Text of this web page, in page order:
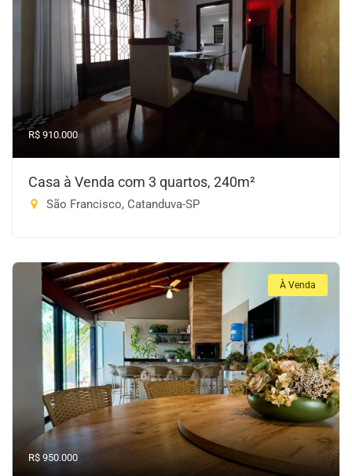
R$ 910.000
Casa à Venda com 3 quartos, 240m²
São Francisco, Catanduva-SP
À Venda
R$ 950.000